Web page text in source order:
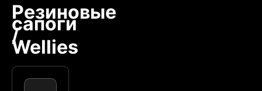
Резиновые
сапоги
/
Wellies